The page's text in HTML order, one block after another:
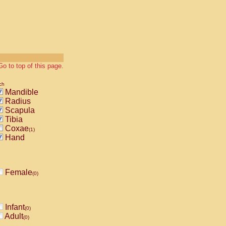
to top of this page.
Mandible
Radius
Scapula
Tibia
Coxae(1)
Hand
Female(0)
Infant(0)
Adult(0)